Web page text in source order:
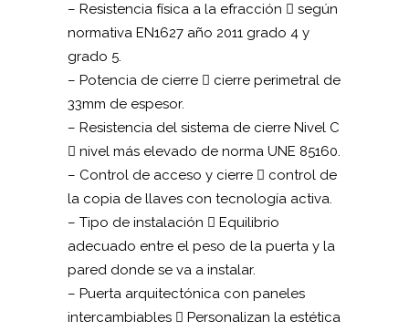
– Resistencia física a la efracción  según
normativa EN1627 año 2011 grado 4 y
grado 5.
– Potencia de cierre  cierre perimetral de
33mm de espesor.
– Resistencia del sistema de cierre Nivel C
 nivel más elevado de norma UNE 85160.
– Control de acceso y cierre  control de
la copia de llaves con tecnología activa.
– Tipo de instalación  Equilibrio
adecuado entre el peso de la puerta y la
pared donde se va a instalar.
– Puerta arquitectónica con paneles
intercambiables  Personalizan la estética